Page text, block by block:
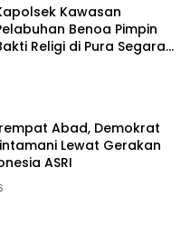
Kawasan
Benoa Pimpin
Religi di Pura Segara,
Abad, Demokrat
Lewat Gerakan
ASRI